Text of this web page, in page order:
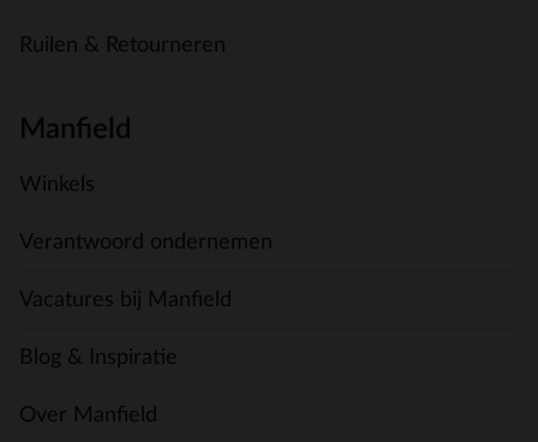
Ruilen & Retourneren
Manfield
Winkels
Verantwoord ondernemen
Vacatures bij Manfield
Blog & Inspiratie
Over Manfield